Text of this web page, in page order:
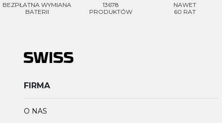
BEZPŁATNA WYMIANA
BATERII
13678
PRODUKTÓW
NAWET
60 RAT
FIRMA
O NAS